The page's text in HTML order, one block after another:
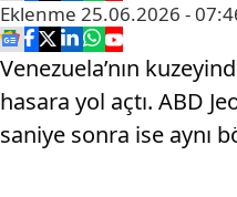
Eklenme 25.06.2026 -
Venezuela’nın
hasara yol açtı. ABD
saniye sonra ise aynı